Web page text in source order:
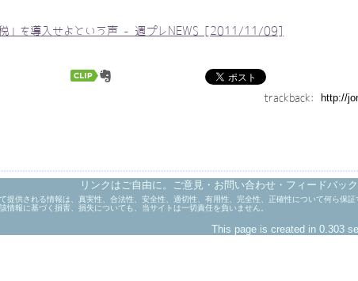
税」を導入せよという声 - 週プレNEWS [2011/11/09]
trackback:
リンクはご自由に。ご意見・お問い合わせ・フィードバッ
提供される情報は、真実性、合法性、安全性、適切性、有用性、完全性、正確性について何ら保
情報に基づく損害、損失についても、当サイトは一切責任を負いません。
This page is created in 0.303